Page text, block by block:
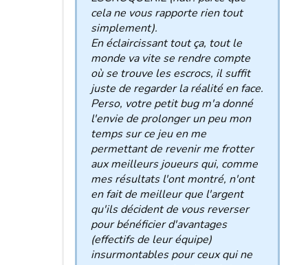
cela ne vous rapporte rien tout
simplement).
En éclaircissant tout ça, tout le
monde va vite se rendre compte
où se trouve les escrocs, il suffit
juste de regarder la réalité en face.
Perso, votre petit bug m'a donné
l'envie de prolonger un peu mon
temps sur ce jeu en me
permettant de revenir me frotter
aux meilleurs joueurs qui, comme
mes résultats l'ont montré, n'ont
en fait de meilleur que l'argent
qu'ils décident de vous reverser
pour bénéficier d'avantages
(effectifs de leur équipe)
insurmontables pour ceux qui ne